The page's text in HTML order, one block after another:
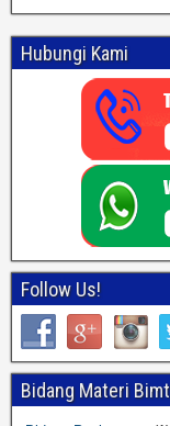
Hubungi Kami
Follow Us!
Bidang Materi